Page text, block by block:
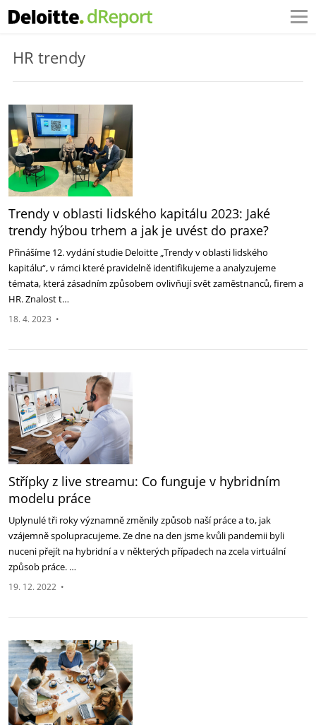
HR trendy
Trendy v oblasti lidského kapitálu 2023: Jaké
trendy hýbou trhem a jak je uvést do praxe?
Přinášíme 12. vydání studie Deloitte „Trendy v oblasti lidského
kapitálu“, v rámci které pravidelně identifikujeme a analyzujeme
témata, která zásadním způsobem ovlivňují svět zaměstnanců, firem a
HR. Znalost t…
18. 4. 2023 •
Střípky z live streamu: Co funguje v hybridním
modelu práce
Uplynulé tři roky významně změnily způsob naší práce a to, jak
vzájemně spolupracujeme. Ze dne na den jsme kvůli pandemii byli
nuceni přejít na hybridní a v některých případech na zcela virtuální
způsob práce. …
19. 12. 2022 •